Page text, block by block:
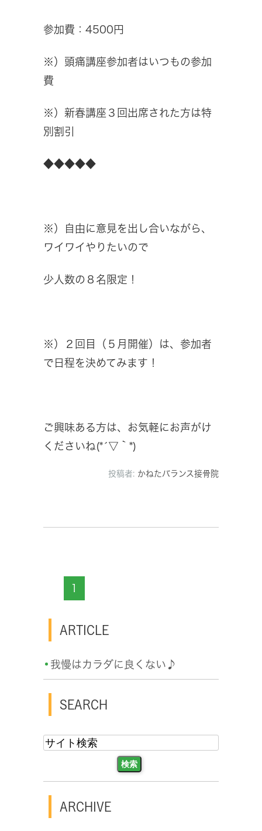
参加費：4500円
※）頭痛講座参加者はいつもの参加
費
※）新春講座３回出席された方は特
別割引
◆◆◆◆◆
※）自由に意見を出し合いながら、
ワイワイやりたいので
少人数の８名限定！
※）２回目（５月開催）は、参加者
で日程を決めてみます！
ご興味ある方は、お気軽にお声がけ
くださいね(*´▽｀*)
投稿者: かねたバランス接骨院
1
ARTICLE
我慢はカラダに良くない♪
SEARCH
ARCHIVE